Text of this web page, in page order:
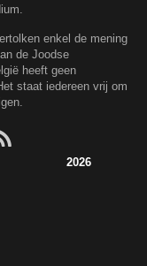
enkel de mening
de Joodse
heeft geen
staat iedereen vrij om
2026